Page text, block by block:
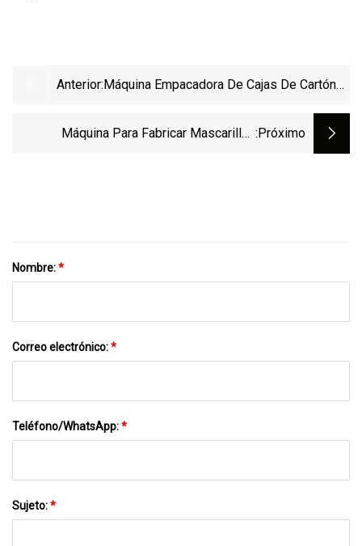
Anterior: Máquina Empacadora De Cajas De Cartón
Tubos / Cosméticos / Botellas / Jabones /
Guantes / Alimentos / Bebidas Máquina
Máquina Para Fabricar Mascarillas :próximo
Nombre:*
Correo electrónico:*
Teléfono/WhatsApp:*
Sujeto:*